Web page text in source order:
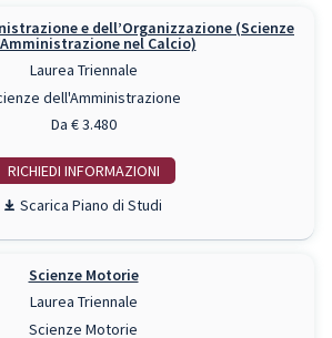
e dell’Organizzazione (Scienze
nel Calcio)
Laurea Triennale
dell'Amministrazione
Da € 3.480
RICHIEDI INFO
Piano di Studi
Scienze Motorie
Laurea Triennale
Scienze Motorie